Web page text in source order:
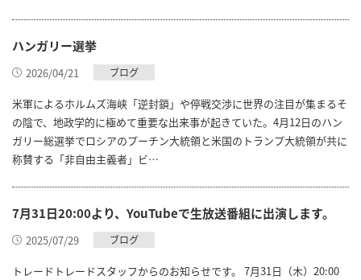
ハンガリー選挙
2026/04/21 ブログ
米軍によるホルムズ海峡「逆封鎖」や停戦交渉に世界の注目が集まるそ
の陰で、地政学的に極めて重要な出来事が起きていた。4月12日のハン
ガリー総選挙でロシアのプーチン大統領と米国のトランプ大統領が共に
称賛する「非自由主義者」ビ…
7月31日20:00より、YouTubeで生放送番組に出演します。
2025/07/29 ブログ
トレードトレードスタッフからのお知らせです。 7月31日（木）20:00